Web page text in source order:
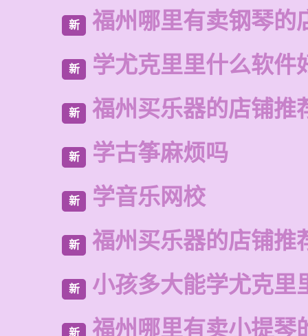
新 福州哪里有卖钢琴的
新 学尤克里里什么软件
新 福州买乐器的店铺推
新 学古筝麻烦吗
新 学音乐网校
新 福州买乐器的店铺推
新 小孩多大能学尤克里
新 福州哪里有卖小提琴